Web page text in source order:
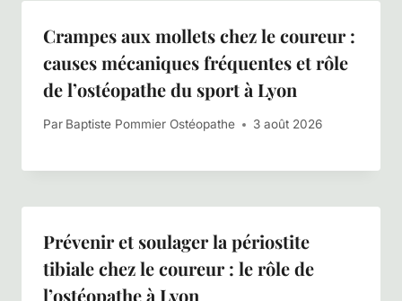
Crampes aux mollets chez le coureur :
causes mécaniques fréquentes et rôle
de l’ostéopathe du sport à Lyon
Par Baptiste Pommier Ostéopathe 3 août 2026
Prévenir et soulager la périostite
tibiale chez le coureur : le rôle de
l’ostéopathe à Lyon